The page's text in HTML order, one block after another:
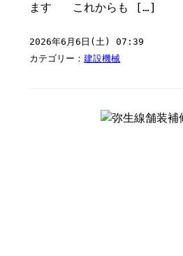
ます これからも […]
2026年6月6日(土) 07:39
カテゴリー：建設機械